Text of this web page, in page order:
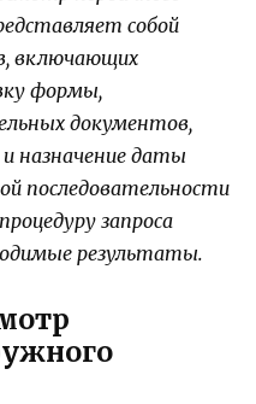
собой
включающих
формы,
документов,
назначение даты
последовательности
запроса
результаты.